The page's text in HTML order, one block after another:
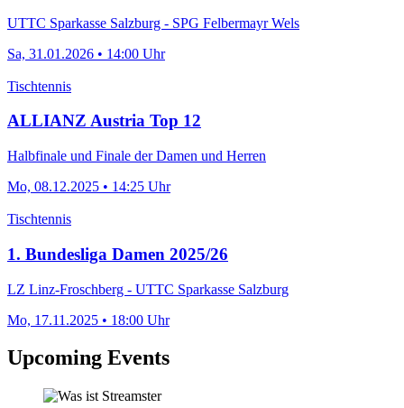
UTTC Sparkasse Salzburg - SPG Felbermayr Wels
Sa, 31.01.2026 • 14:00 Uhr
Tischtennis
ALLIANZ Austria Top 12
Halbfinale und Finale der Damen und Herren
Mo, 08.12.2025 • 14:25 Uhr
Tischtennis
1. Bundesliga Damen 2025/26
LZ Linz-Froschberg - UTTC Sparkasse Salzburg
Mo, 17.11.2025 • 18:00 Uhr
Upcoming Events